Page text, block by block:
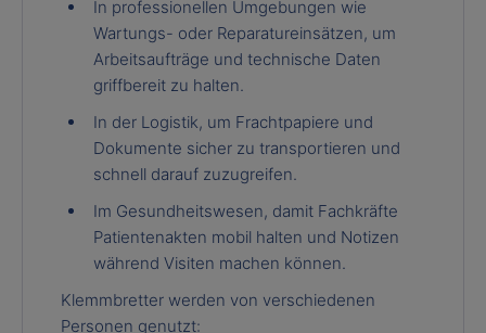
In professionellen Umgebungen wie
Wartungs- oder Reparatureinsätzen, um
Arbeitsaufträge und technische Daten
griffbereit zu halten.
In der Logistik, um Frachtpapiere und
Dokumente sicher zu transportieren und
schnell darauf zuzugreifen.
Im Gesundheitswesen, damit Fachkräfte
Patientenakten mobil halten und Notizen
während Visiten machen können.
Klemmbretter werden von verschiedenen
Personen genutzt: